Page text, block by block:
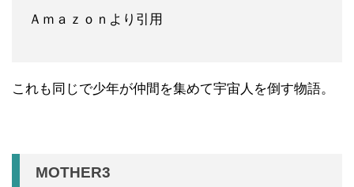
Ａｍａｚｏｎより引用
これも同じで少年が仲間を集めて宇宙人を倒す物語。
MOTHER3